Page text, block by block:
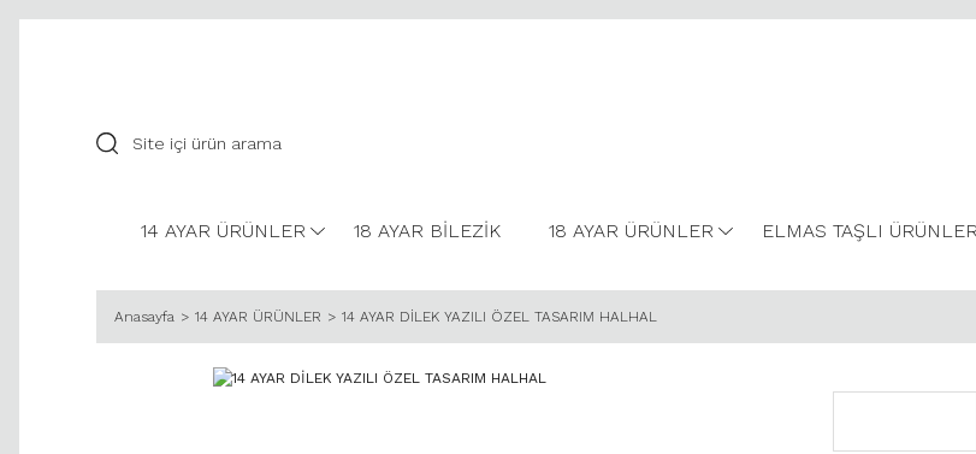
14 AYAR ÜRÜNLER 18 AYAR BİLEZİK 18 AYAR ÜRÜNLER ELMAS TAŞLI
Anasayfa 14 AYAR ÜRÜNLER 14 AYAR DİLEK YAZILI ÖZEL TASARIM HALHAL